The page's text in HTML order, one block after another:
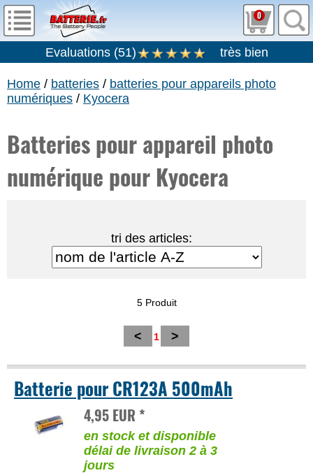
0
Evaluations(51) très bien
Home / batteries / batteries pour appareils photo
numériques / Kyocera
Batteries pour appareil photo
numérique pour Kyocera
tri des articles:
5 Produit
< 1 >
Batterie pour CR123A 500mAh
4,95 EUR *
en stock et disponible
délai de livraison 2 à 3
jours